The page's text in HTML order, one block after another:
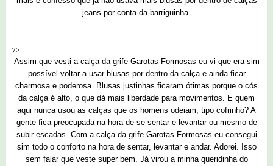
jeans por conta da barriguinha.
v>
Assim que vesti a calça da grife Garotas Formosas eu vi que era sim
possível voltar a usar blusas por dentro da calça e ainda ficar
charmosa e poderosa. Blusas justinhas ficaram ótimas porque o cós
da calça é alto, o que dá mais liberdade para movimentos. E quem
aqui nunca usou as calças que os homens odeiam, tipo cofrinho? A
gente fica preocupada na hora de se sentar e levantar ou mesmo de
subir escadas. Com a calça da grife Garotas Formosas eu consegui
sim todo o conforto na hora de sentar, levantar e andar. Adorei. Isso
sem falar que veste super bem. Já virou a minha queridinha do